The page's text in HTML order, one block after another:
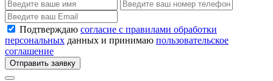
Подтверждаю согласие с правилами обработки
персональных данных и принимаю пользовательское
соглашение
Отправить заявку